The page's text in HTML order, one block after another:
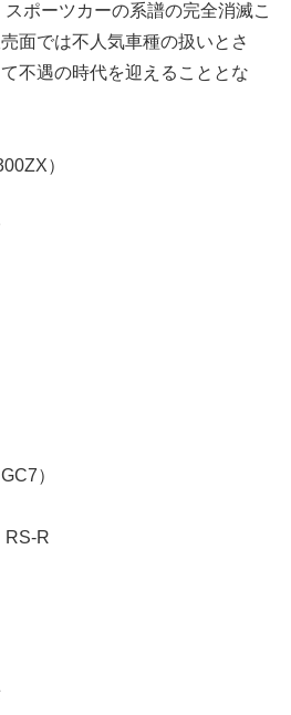
ポーツカーの系譜の完全消滅こ
面では不人気車種の扱いとさ
不遇の時代を迎えることとな
）
）
RS-R